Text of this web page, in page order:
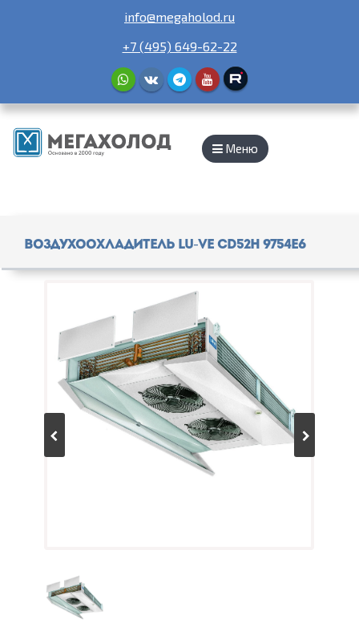
info@megaholod.ru
+7 (495) 649-62-22
Меню
Воздухоохладитель Lu-Ve CD52H 9754E6